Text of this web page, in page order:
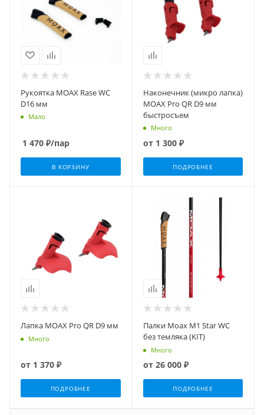
Рукоятка MOAX Rase WC
D16 мм
Мало
1 470 ₽/пар
В КОРЗИНУ
Наконечник (микро лапка)
MOAX Pro QR D9 мм
быстросъем
Много
от 1 300 ₽
ПОДРОБНЕЕ
Лапка MOAX Pro QR D9 мм
Много
от 1 370 ₽
ПОДРОБНЕЕ
Палки Moax M1 Star WC
без темляка (KIT)
Много
от 26 000 ₽
ПОДРОБНЕЕ